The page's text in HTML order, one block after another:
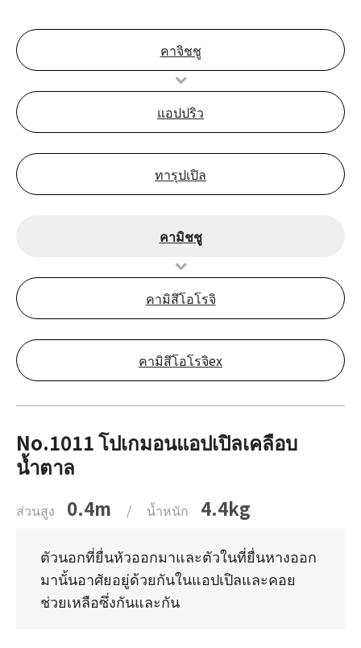
คาจิชชู
แอปปริว
ทารุปเปิล
คามิชชู
คามิสึโอโรจิ
คามิสึโอโรจิex
No.1011 โปเกมอนแอปเปิลเคลือบ
น้ำตาล
ส่วนสูง 0.4m / น้ำหนัก 4.4kg
ตัวนอกที่ยื่นหัวออกมาและตัวในที่ยื่นหางออก
มานั้นอาศัยอยู่ด้วยกันในแอปเปิลและคอย
ช่วยเหลือซึ่งกันและกัน